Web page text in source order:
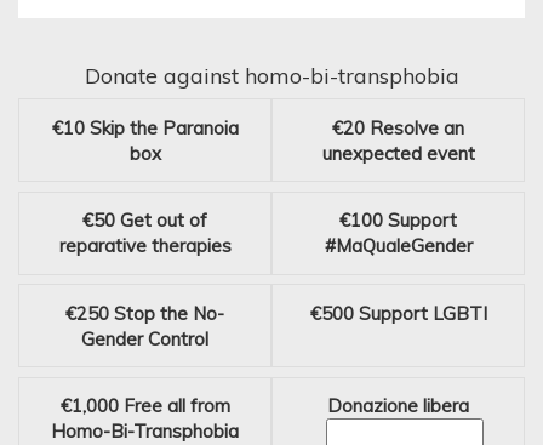
Donate against homo-bi-transphobia
€10 Skip the Paranoia
box
€20 Resolve an
unexpected event
€50 Get out of
reparative therapies
€100 Support
#MaQualeGender
€250 Stop the No-
Gender Control
€500 Support LGBTI
€1,000 Free all from
Homo-Bi-Transphobia
Donazione libera